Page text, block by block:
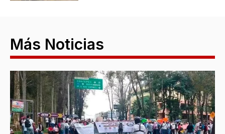
Más Noticias